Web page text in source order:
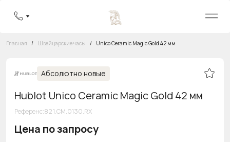
Главная / Швейцарские часы / Unico Ceramic Magic Gold 42 мм
Абсолютно новые
Hublot Unico Ceramic Magic Gold 42 мм
Референс:821.CM.0130.RX
Цена по запросу